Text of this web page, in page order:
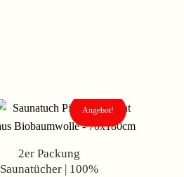
2er Packung
Saunatücher | 100%
Angebot!